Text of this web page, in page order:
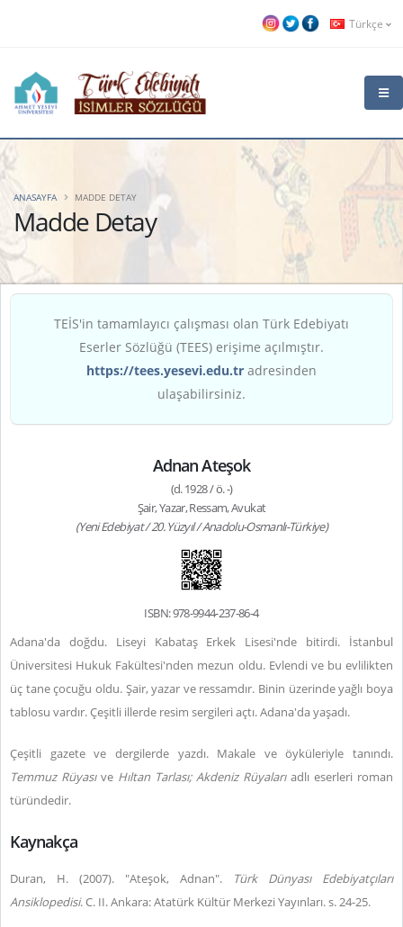
Türkçe
Madde Detay
ANASAYFA MADDE DETAY
TEİS'in tamamlayıcı çalışması olan Türk Edebiyatı
Eserler Sözlüğü (TEES) erişime açılmıştır.
https://tees.yesevi.edu.tr adresinden
ulaşabilirsiniz.
Adnan Ateşok
(d. 1928 / ö. -)
Şair, Yazar, Ressam, Avukat
(Yeni Edebiyat / 20. Yüzyıl / Anadolu-Osmanlı-Türkiye)
ISBN: 978-9944-237-86-4
Adana'da doğdu. Liseyi Kabataş Erkek Lisesi'nde bitirdi. İstanbul
Üniversitesi Hukuk Fakültesi'nden mezun oldu. Evlendi ve bu evlilikten
üç tane çocuğu oldu. Şair, yazar ve ressamdır. Binin üzerinde yağlı boya
tablosu vardır. Çeşitli illerde resim sergileri açtı. Adana'da yaşadı.
Çeşitli gazete ve dergilerde yazdı. Makale ve öyküleriyle tanındı.
Temmuz Rüyası ve Hıltan Tarlası; Akdeniz Rüyaları adlı eserleri roman
türündedir.
Kaynakça
Duran, H. (2007). "Ateşok, Adnan".
Türk Dünyası Edebiyatçıları
Ansiklopedisi. C. II. Ankara: Atatürk Kültür Merkezi Yayınları. s. 24-25.